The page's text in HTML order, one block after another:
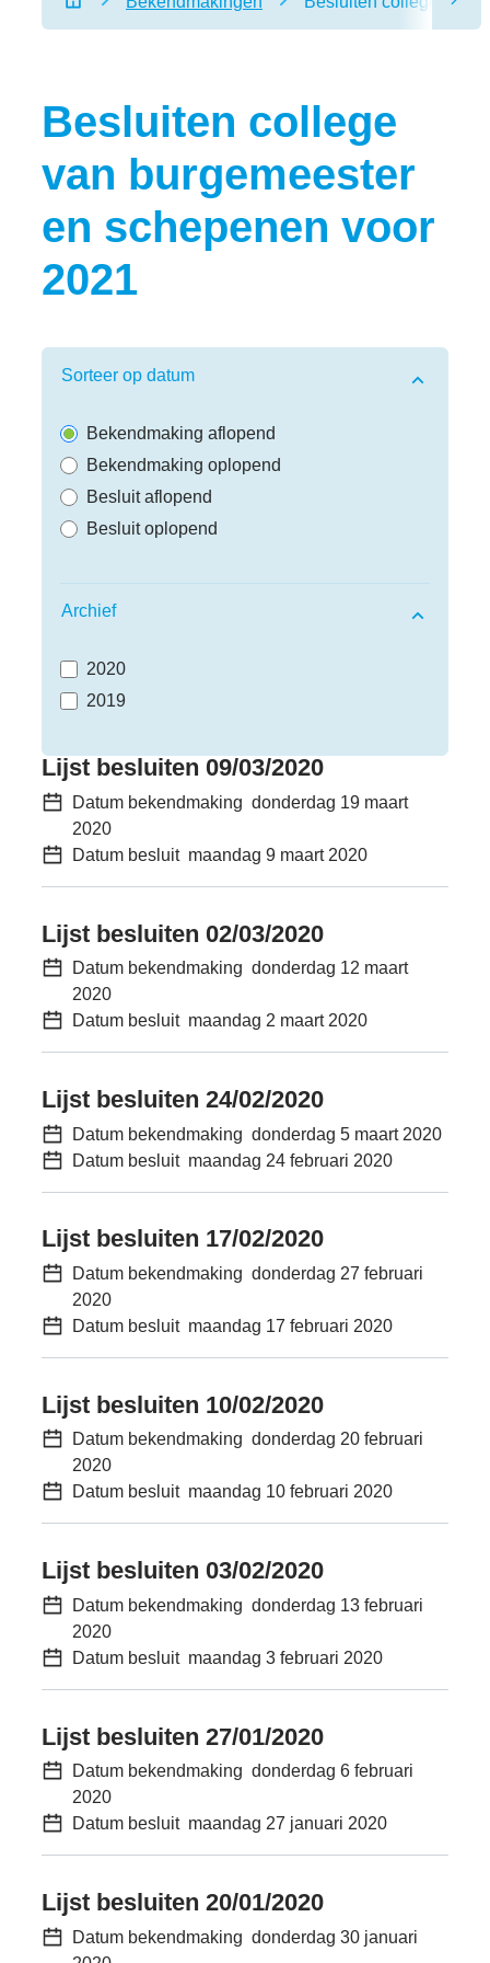
Startpagina
Besluiten college
van burgemeester
en schepenen voor
2021
Verfijn of wijzig resultaten
Sorteer op datum
Bekendmaking aflopend
Bekendmaking oplopend
Besluit aflopend
Besluit oplopend
Archief
2020
2019
Bekendmakingen
Lijst besluiten 09/03/2020
Datum bekendmaking donderdag 19 maart
2020
Datum besluit maandag 9 maart 2020
Lijst besluiten 02/03/2020
Datum bekendmaking donderdag 12 maart
2020
Datum besluit maandag 2 maart 2020
Lijst besluiten 24/02/2020
Datum bekendmaking donderdag 5 maart 2020
Datum besluit maandag 24 februari 2020
Lijst besluiten 17/02/2020
Datum bekendmaking donderdag 27 februari
2020
Datum besluit maandag 17 februari 2020
Lijst besluiten 10/02/2020
Datum bekendmaking donderdag 20 februari
2020
Datum besluit maandag 10 februari 2020
Lijst besluiten 03/02/2020
Datum bekendmaking donderdag 13 februari
2020
Datum besluit maandag 3 februari 2020
Lijst besluiten 27/01/2020
Datum bekendmaking donderdag 6 februari
2020
Datum besluit maandag 27 januari 2020
Lijst besluiten 20/01/2020
Datum bekendmaking donderdag 30 januari